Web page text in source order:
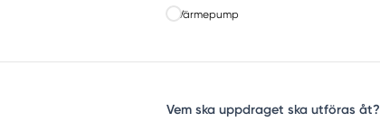
Värmepump
Vem ska uppdraget ska utföras åt?